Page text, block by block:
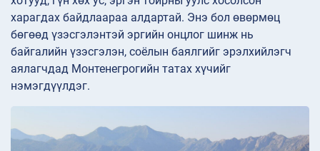
харагдах байдлаараа алдартай. Энэ бол өвөрмөц
бөгөөд үзэсгэлэнтэй эргийн онцлог шинж нь
байгалийн үзэсгэлэн, соёлын баялгийг эрэлхийлэгч
аялагчдад Монтенегрогийн татах хүчийг
нэмэгдүүлдэг.